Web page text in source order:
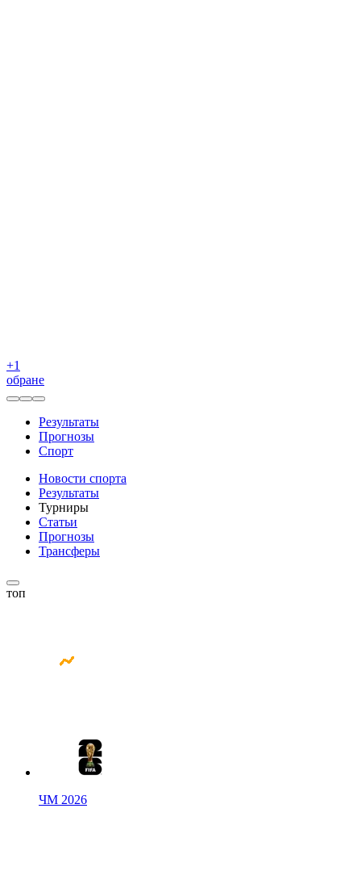
+1
обране
Результаты
Прогнозы
Спорт
Новости спорта
Результаты
Турниры
Статьи
Прогнозы
Трансферы
топ
ЧМ 2026